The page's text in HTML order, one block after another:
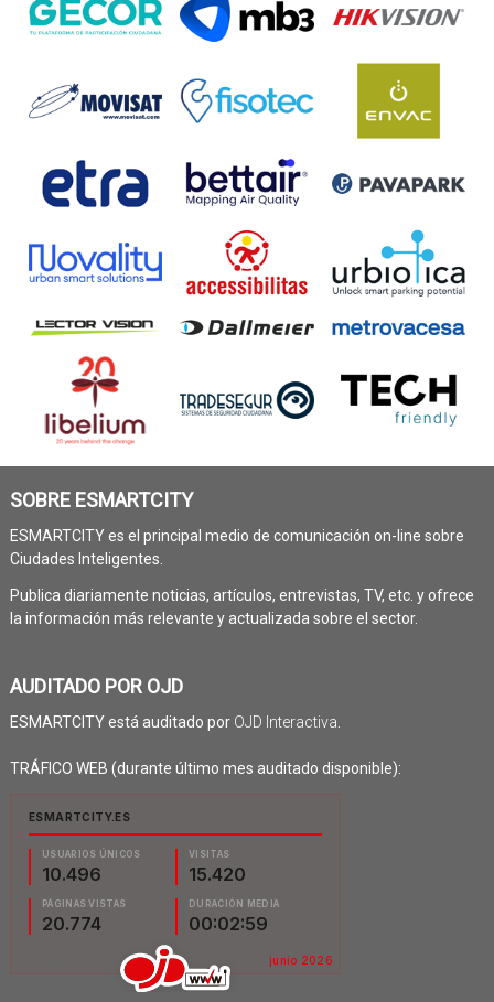
SOBRE ESMARTCITY
ESMARTCITY es el principal medio de comunicación on-line sobre
Ciudades Inteligentes.
Publica diariamente noticias, artículos, entrevistas, TV, etc. y ofrece
la información más relevante y actualizada sobre el sector.
AUDITADO POR OJD
ESMARTCITY está auditado por OJD Interactiva
TRÁFICO WEB (durante último mes auditado disponible):